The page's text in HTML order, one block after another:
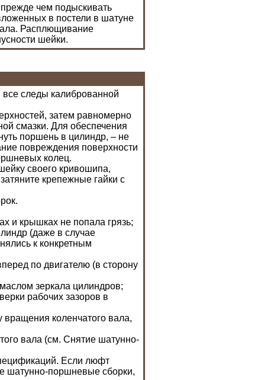
чем подыскивать
в постели в шатуне
Расплющивание
шейки.
все следы калиброванной
затем равномерно
смазки. Для обеспечения
поршень в цилиндр, – не
повреждения поверхности
колец.
своего кривошипа,
крепежные гайки с
и крышках не попала грязь;
(даже в случае
к конкретным
по двигателю (в сторону
зеркала цилиндров;
рабочих зазоров в
вращения коленчатого вала,
вала (см. Снятие шатунно-
. Если люфт
шатунно-поршневые сборки,